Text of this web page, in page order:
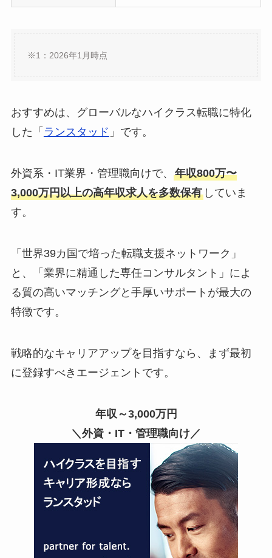
※1：2026年1月時点
おすすめは、グローバルなハイクラス転職に特化
した「 ランスタッド 」です。
外資系・IT業界・管理職向けで、 年収800万〜
3,000万円以上の高年収求人を多数保有していま
す。
「世界39カ国で培った転職支援ネットワーク」
と、「業界に精通した専任コンサルタント」によ
る質の高いマッチングと手厚いサポートが最大の
特徴です。
戦略的なキャリアアップを目指すなら、まず最初
に登録すべきエージェントです。
年収～3,000万円
＼外資・IT・管理職向け／